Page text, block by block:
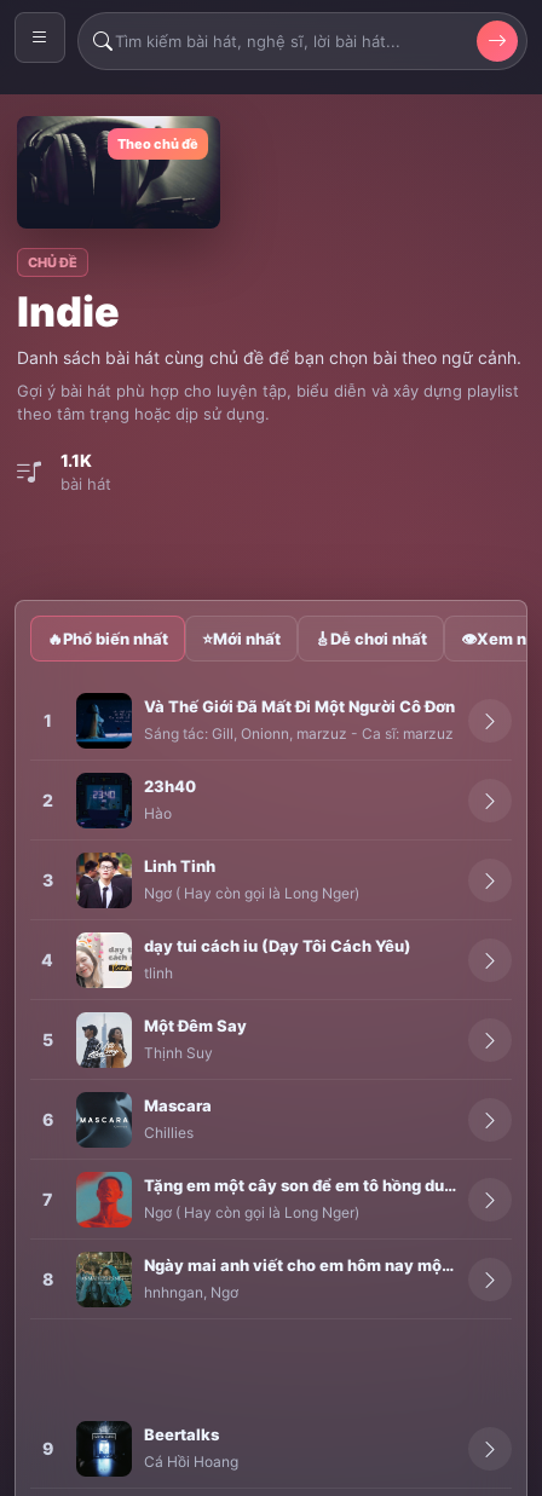
Theo chủ đề
CHỦ ĐỀ
Indie
Danh sách bài hát cùng chủ đề để bạn chọn bài theo ngữ cảnh.
Gợi ý bài hát phù hợp cho luyện tập, biểu diễn và xây dựng playlist
theo tâm trạng hoặc dịp sử dụng.
1.1K
bài hát
🔥Phổ biến nhất ⭐Mới nhất 🎸Dễ chơi nhất 👁Xem
1
Và Thế Giới Đã Mất Đi Một Người Cô Đơn
Sáng tác: Gill, Onionn, marzuz - Ca sĩ: marzuz
2
23h40
Hào
3
Linh Tinh
Ngơ ( Hay còn gọi là Long Nger)
4
dạy tui cách iu (Dạy Tôi Cách Yêu)
tlinh
5
Một Đêm Say
Thịnh Suy
6
Mascara
Chillies
7
Tặng em một cây son để em tô hồng duyên.
Ngơ ( Hay còn gọi là Long Nger)
8
Ngày mai anh viết cho em hôm nay một bản tình ca
hnhngan, Ngơ
9
Beertalks
Cá Hồi Hoang